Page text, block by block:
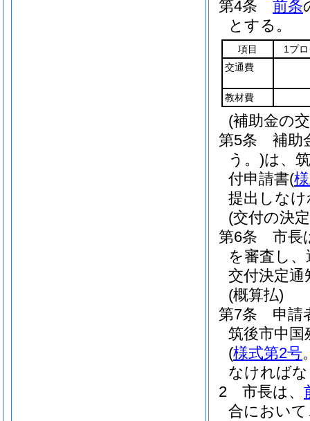
第4条
前条
とする。
項目
1プ
交通費
教材費
(補助金の
第5条
補助
う。)は、
付申請書(
提出しな
(交付の決
第6条
市長
を審査し
交付決定
(概算払)
第7条
申請
筑後市中国
(様式第2号
なければ
2
市長は、
合におい